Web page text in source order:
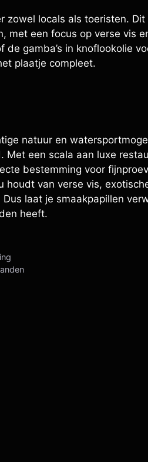
zowel locals als toeristen.
met een focus op verse vis
gamba’s in knoflookolie
plaatje compleet.
natuur en
een scala aan luxe
bestemming voor
houdt van verse vis,
laat je smaakpapillen
heeft.